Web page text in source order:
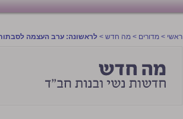
ראשי > מדורים > מה חדש > לראשונה: ערב העצמה